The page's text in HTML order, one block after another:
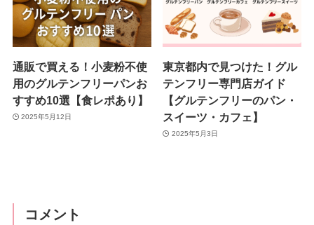
通販で買える！小麦粉不使
用のグルテンフリーパンお
すすめ10選【食レポあり】
2025年5月12日
東京都内で見つけた！グル
テンフリー専門店ガイド
【グルテンフリーのパン・
スイーツ・カフェ】
2025年5月3日
コメント